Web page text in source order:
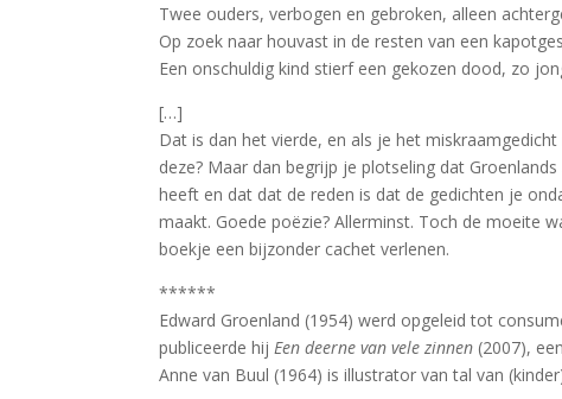
Twee ouders, verbogen en gebroken, alleen
Op zoek naar houvast in de resten van een
Een onschuldig kind stierf een gekozen dood, zo
[…]
Dat is dan het vierde, en als je het
deze? Maar dan begrijp je plotseling dat
heeft en dat dat de reden is dat de gedichten je
maakt. Goede poëzie? Allerminst. Toch de moeite
boekje een bijzonder cachet verlenen.
******
Edward Groenland (1954) werd opgeleid tot
publiceerde hijEen deerne van vele zinnen (2007),
Anne van Buul (1964) is illustrator van tal van